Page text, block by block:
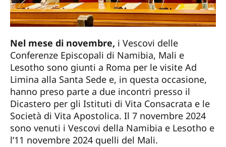
Nel mese di novembre, i Vescovi delle
Conferenze Episcopali di Namibia, Mali e
Lesotho sono giunti a Roma per le visite Ad
Limina alla Santa Sede e, in questa occasione,
hanno preso parte a due incontri presso il
Dicastero per gli Istituti di Vita Consacrata e le
Società di Vita Apostolica. Il 7 novembre 2024
sono venuti i Vescovi della Namibia e Lesotho e
l’11 novembre 2024 quelli del Mali.